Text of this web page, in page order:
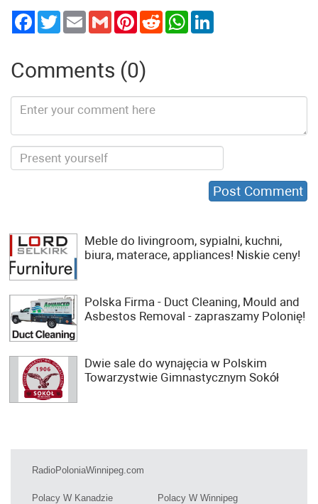
TwitterEmail Gmail PinterestReddit WhatsApp
Comments (0)
Meble do livingroom, sypialni, kuchni,
biura, materace, appliances! Niskie ceny!
Polska Firma - Duct Cleaning, Mould and
Asbestos Removal - zapraszamy Polonię!
Dwie sale do wynajęcia w Polskim
Towarzystwie Gimnastycznym Sokół
RadioPoloniaWinnipeg.com
Polacy W Kanadzie Polacy W Winnipeg